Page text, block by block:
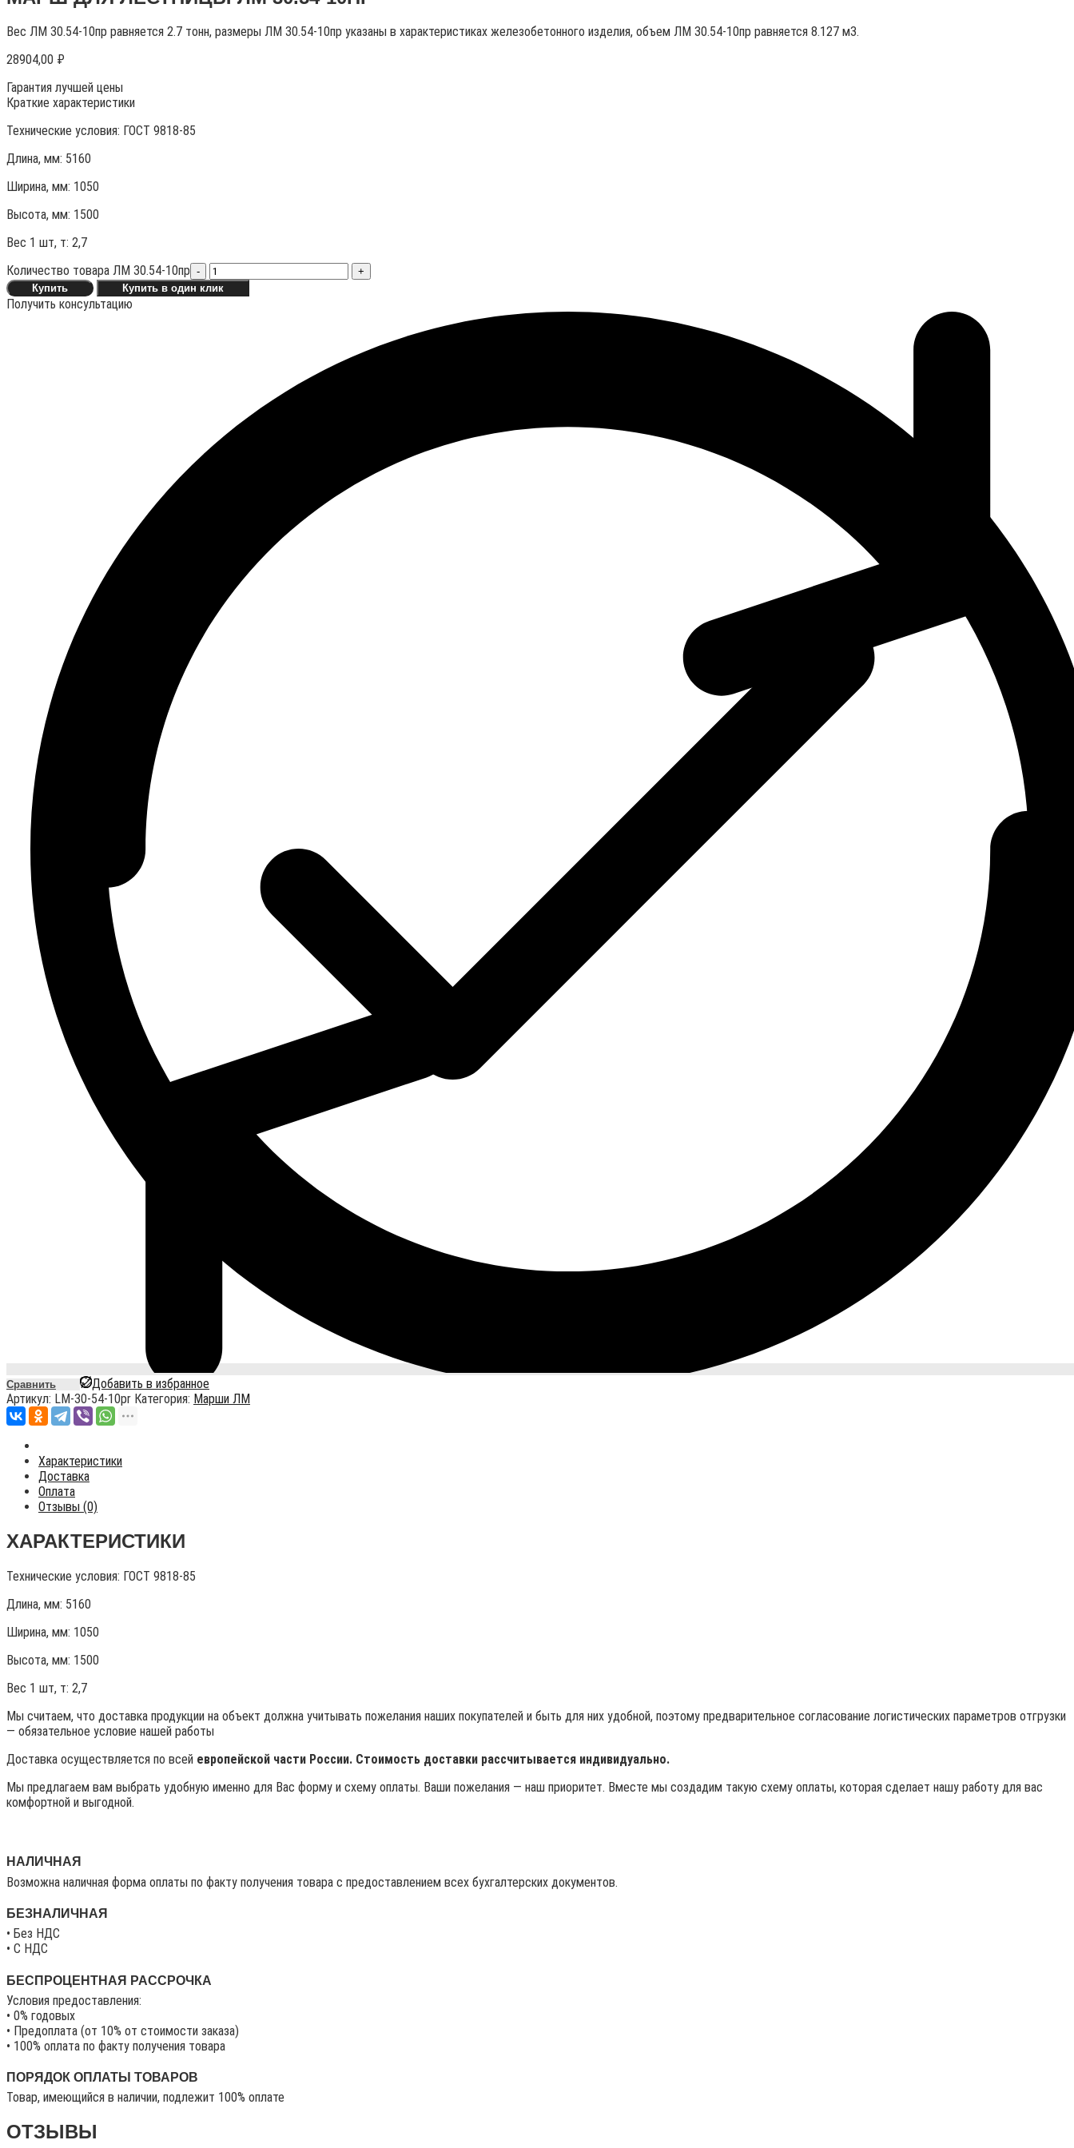
Вес ЛМ 30.54-10пр равняется 2.7 тонн, размеры ЛМ 30.54-10пр указаны в характеристиках железобетонного изделия, объем ЛМ 30.54-10пр равняется 8.127 м3.
28904,00 ₽
Гарантия лучшей цены
Краткие характеристики
Технические условия: ГОСТ 9818-85
Длина, мм: 5160
Ширина, мм: 1050
Высота, мм: 1500
Вес 1 шт, т: 2,7
Количество товара ЛМ 30.54-10пр -
+
Купить
Купить в один клик
Получить консультацию
Сравнить
Добавить в избранное
Артикул: LM-30-54-10pr Категория: Марши ЛМ
Характеристики
Доставка
Оплата
Отзывы (0)
ХАРАКТЕРИСТИКИ
Технические условия: ГОСТ 9818-85
Длина, мм: 5160
Ширина, мм: 1050
Высота, мм: 1500
Вес 1 шт, т: 2,7
Мы считаем, что доставка продукции на объект должна учитывать пожелания наших покупателей и быть для них удобной, поэтому предварительное согласование логистических параметров отгрузки
— обязательное условие нашей работы
Доставка осуществляется по всей европейской части России. Стоимость доставки рассчитывается индивидуально.
Мы предлагаем вам выбрать удобную именно для Вас форму и схему оплаты. Ваши пожелания — наш приоритет. Вместе мы создадим такую схему оплаты, которая сделает нашу работу для вас
комфортной и выгодной.
НАЛИЧНАЯ
Возможна наличная форма оплаты по факту получения товара с предоставлением всех бухгалтерских документов.
БЕЗНАЛИЧНАЯ
• Без НДС
• C НДС
БЕСПРОЦЕНТНАЯ РАССРОЧКА
Условия предоставления:
• 0% годовых
• Предоплата (от 10% от стоимости заказа)
• 100% оплата по факту получения товара
ПОРЯДОК ОПЛАТЫ ТОВАРОВ
Товар, имеющийся в наличии, подлежит 100% оплате
ОТЗЫВЫ